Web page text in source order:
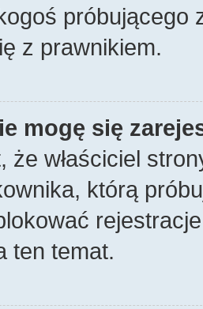
próbującego
z prawnikiem.
mogę się
że właściciel
którą
ten temat.